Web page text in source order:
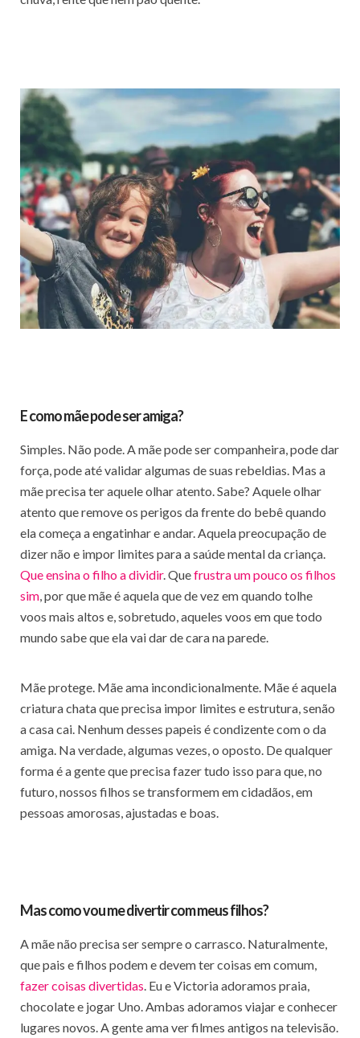
E como mãe pode ser amiga?
Simples. Não pode. A mãe pode ser companheira, pode dar
força, pode até validar algumas de suas rebeldias. Mas a
mãe precisa ter aquele olhar atento. Sabe? Aquele olhar
atento que remove os perigos da frente do bebê quando
ela começa a engatinhar e andar. Aquela preocupação de
dizer não e impor limites para a saúde mental da criança.
Que ensina o filho a dividir. Quefrustra um pouco os filhos
sim , por que mãe é aquela que de vez em quando tolhe
voos mais altos e, sobretudo, aqueles voos em que todo
mundo sabe que ela vai dar de cara na parede.
Mãe protege. Mãe ama incondicionalmente. Mãe é aquela
criatura chata que precisa impor limites e estrutura, senão
a casa cai. Nenhum desses papeis é condizente com o da
amiga. Na verdade, algumas vezes, o oposto. De qualquer
forma é a gente que precisa fazer tudo isso para que, no
futuro, nossos filhos se transformem em cidadãos, em
pessoas amorosas, ajustadas e boas.
Mas como vou me divertir com meus filhos?
A mãe não precisa ser sempre o carrasco. Naturalmente,
que pais e filhos podem e devem ter coisas em comum,
fazer coisas divertidas . Eu e Victoria adoramos praia,
chocolate e jogar Uno. Ambas adoramos viajar e conhecer
lugares novos. A gente ama ver filmes antigos na televisão.